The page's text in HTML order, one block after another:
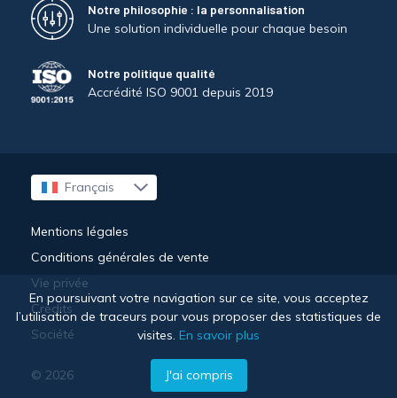
Notre philosophie : la personnalisation
Une solution individuelle pour chaque besoin
Notre politique qualité
Accrédité ISO 9001 depuis 2019
Français
English
Mentions légales
Conditions générales de vente
Vie privée
Crédits
Société
© 2026
En poursuivant votre navigation sur ce site, vous acceptez
l’utilisation de traceurs pour vous proposer des statistiques de
visites. En savoir plus
J'ai compris